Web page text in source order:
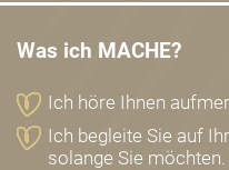
Was ich MACHE?
Ich höre Ihnen
Ich begleite Sie auf
solange Sie möchten.